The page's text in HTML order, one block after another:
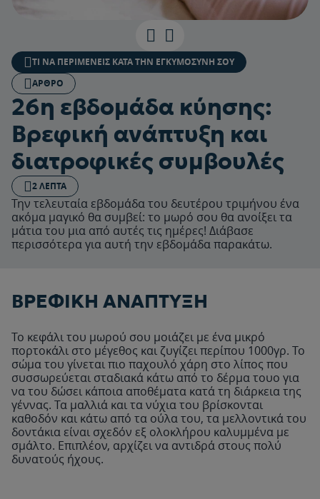
ΤΙ ΝΑ ΠΕΡΙΜΈΝΕΙΣ ΚΑΤΆ ΤΗΝ ΕΓΚΥΜΟΣΎΝΗ ΣΟΥ
ΆΡΘΡΟ
26η εβδομάδα κύησης:
Βρεφική ανάπτυξη και
διατροφικές συμβουλές
2 ΛΕΠΤΆ
Την τελευταία εβδομάδα του δευτέρου τριμήνου ένα
ακόμα μαγικό θα συμβεί: το μωρό σου θα ανοίξει τα
μάτια του μια από αυτές τις ημέρες! Διάβασε
περισσότερα για αυτή την εβδομάδα παρακάτω.
ΒΡΕΦΙΚΗ ΑΝΑΠΤΥΞΗ
Το κεφάλι του μωρού σου μοιάζει με ένα μικρό
πορτοκάλι στο μέγεθος και ζυγίζει περίπου 1000γρ. Το
σώμα του γίνεται πιο παχουλό χάρη στο λίπος που
συσσωρεύεται σταδιακά κάτω από το δέρμα τουο για
να του δώσει κάποια αποθέματα κατά τη διάρκεια της
γέννας. Τα μαλλιά και τα νύχια του βρίσκονται
καθοδόν και κάτω από τα ούλα του, τα μελλοντικά του
δοντάκια είναι σχεδόν εξ ολοκλήρου καλυμμένα με
σμάλτο. Επιπλέον, αρχίζει να αντιδρά στους πολύ
δυνατούς ήχους.